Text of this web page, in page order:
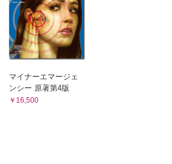
マイナーエマージェ
ンシー 原著第4版
￥16,500